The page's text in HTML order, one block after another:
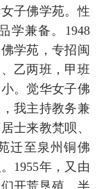
子佛学苑。性
学兼备。1948
学苑，专招闽
乙两班，甲班
。觉华女子佛
我主持教务兼
士来教梵呗、
迁至泉州铜佛
1955年，又由